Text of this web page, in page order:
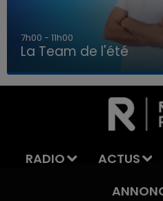
LA TEAM DE L'ÉTÉ
7h00 - 11h00
La Team de l'été
RADIO ACTUS